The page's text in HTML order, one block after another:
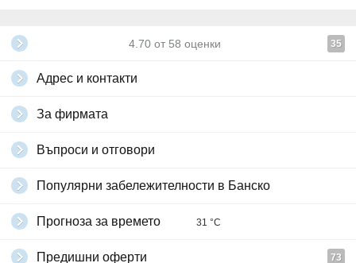
4.70 от 58 оценки 35
Адрес и контакти
За фирмата
Въпроси и отговори
Популярни забележителности в Банско
Прогноза за времето 31 °C
Предишни оферти 73